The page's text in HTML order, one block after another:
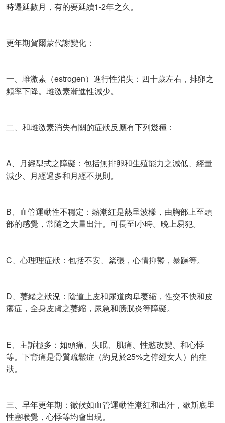
時遷延數月，有的要延續1-2年之久。
更年期賀爾蒙代謝變化：
一、雌激素（estrogen）進行性消失：四十歲左右，排卵之
頻率下降。雌激素漸進性減少。
二、和雌激素消失有關的症狀反應有下列幾種：
A、月經型式之障礙：包括無排卵和生殖能力之減低、經量
減少、月經過多和月經不規則。
B、血管運動性不穩定：熱潮紅是熱呈波樣，由胸部上至頭
部的感覺，常隨之大量出汗。可長至l小時。晚上易犯。
C、心理理症狀：包括不安、緊張，心情抑鬱，暴躁等。
D、萎緒之狀況：陰道上皮和尿道肉阜萎縮，性交不快和皮
癢症，全身皮膚之萎縮，尿急和膀胱炎等障礙。
E、主訴極多：如頭痛、失眠、肌痛、性慾改變、和心悸
等。下背痛是骨質疏鬆症（約見於25%之停經女人）的症
狀。
三、早年更年期：徵候如血管運動性潮紅和出汗，歇斯底里
性塞喉覺，心悸等均會出現。